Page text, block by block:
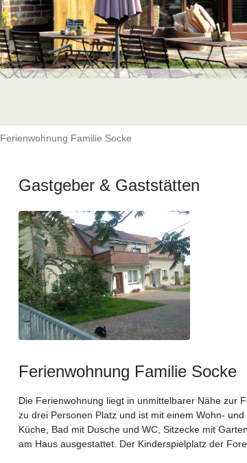
Ferienwohnung Familie Socke
Gastgeber & Gaststätten
Ferienwohnung Familie Socke
Die Ferienwohnung liegt in unmittelbarer Nähe zur
zu drei Personen Platz und ist mit einem Wohn-
Küche, Bad mit Dusche und WC, Sitzecke mit
am Haus ausgestattet. Der Kinderspielplatz der